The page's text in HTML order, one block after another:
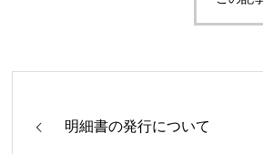
明細書の発行について